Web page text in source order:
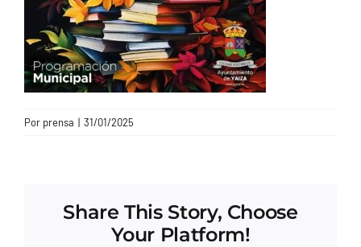
Por prensa | 31/01/2025
Share This Story, Choose
Your Platform!